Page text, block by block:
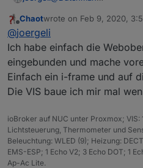
NodeMCU installiert.
Farben/Effekte lassen
Anschließend habe ich
Die entspr.
vorhanden.
Soweit, so gut.
Wie kann ich jetzt aus
Also Farbe(n) setzen,
wählen, etc.
Gibt es da ein
Gruß
Jörg
Offline
Chaotwrote on Feb 9, 2020,
last edited by
@joergeli
Ich habe einfach die
eingebunden und mache
Einfach ein i-frame und auf
Die VIS baue ich mir mal
ioBroker auf NUC unter Proxmox; VIS:
Lichtsteuerung, Thermometer und
Beleuchtung: WLED (9); Heizung:
EMS-ESP; 1 Echo V2; 3 Echo DOT; 1
Ap-Ac Lite.